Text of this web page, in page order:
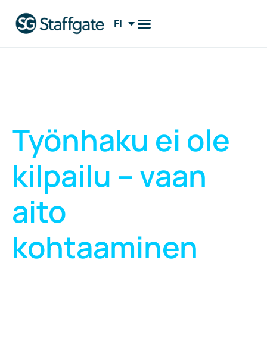
FI
EN
Työnhaku ei ole
kilpailu – vaan
aito
kohtaaminen